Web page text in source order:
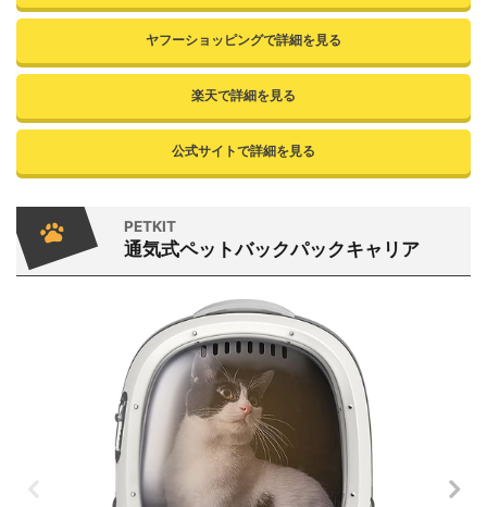
ヤフーショッピングで詳細を見る
楽天で詳細を見る
公式サイトで詳細を見る
PETKIT
通気式ペットバックパックキャリア